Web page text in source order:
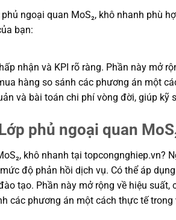
ngoại quan MoS₂, khô nhanh phù
bạn:
nhận và KPI rõ ràng. Phần này mở
hàng so sánh các phương án một
và bài toán chi phí vòng đời, giúp
phủ ngoại quan
khô nhanh tại
độ phản hồi dịch vụ. Có thể áp
tạo. Phần này mở rộng về hiệu
các phương án một cách thực tế trong